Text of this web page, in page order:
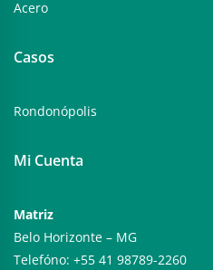
Acero
Casos
Rondonópolis
Mi Cuenta
Matriz
Belo Horizonte – MG
Telefóno: +55 41 98789-2260